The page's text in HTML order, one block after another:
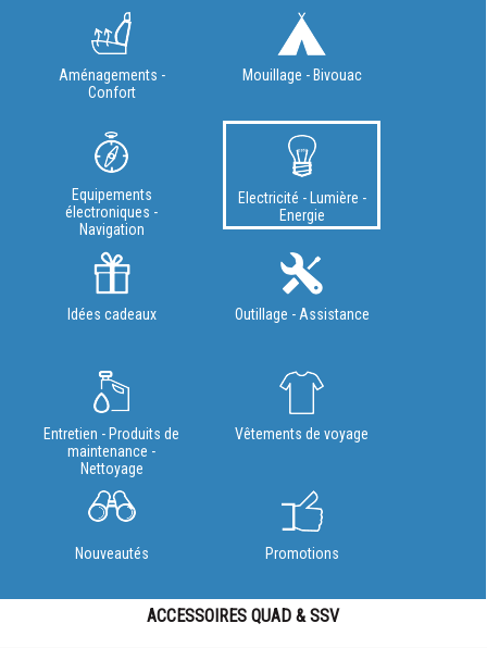
Aménagements -
Confort
Mouillage - Bivouac
Equipements
électroniques -
Navigation
Electricité - Lumière -
Energie
Idées cadeaux Outillage - Assistance
Entretien - Produits de
maintenance -
Nettoyage
Vêtements de voyage
Nouveautés Promotions
ACCESSOIRES QUAD & SSV